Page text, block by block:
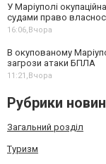
У Маріуполі
судами право
16:06,Вчора
В окупованому
загрози атаки БПЛА
11:21,Вчора
Рубрики новин
Загальний розділ
Туризм